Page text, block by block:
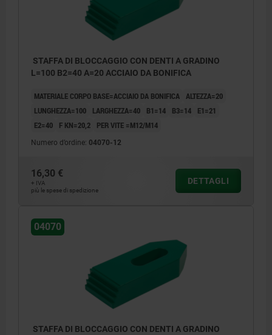
STAFFA DI BLOCCAGGIO CON DENTI A GRADINO
L=100 B2=40 A=20 ACCIAIO DA BONIFICA
MATERIALE CORPO BASE=ACCIAIO DA BONIFICA ALTEZZA=20
LUNGHEZZA=100
LARGHEZZA=40 B1=14 B3=14
E1=21
E2=40
F KN=20,2 PER VITE =M12/M14
Numero d’ordine: 04070-12
16,30 €
+ IVA
più le spese di spedizione
DETTAGLI
04070
STAFFA DI BLOCCAGGIO CON DENTI A GRADINO